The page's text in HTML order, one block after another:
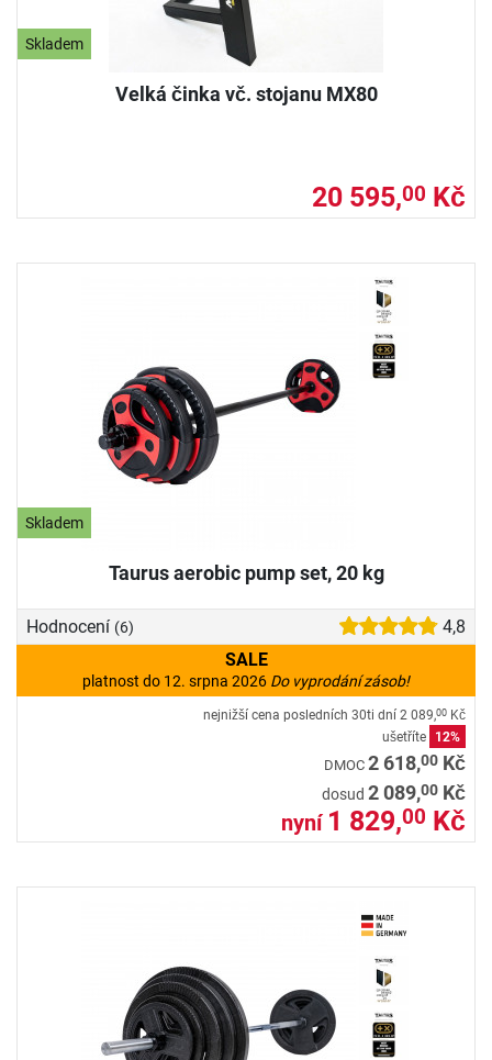
Skladem
Velká činka vč. stojanu MX80
20 595,00 Kč
Skladem
Taurus aerobic pump set, 20 kg
Hodnocení (6)
4,8
SALE
platnost do 12. srpna 2026 Do vyprodání zásob!
nejnižší cena posledních 30ti dní 2 089,00 Kč
ušetříte
12%
DMOC 2 618,00 Kč
dosud 2 089,00 Kč
nyní 1 829,00 Kč